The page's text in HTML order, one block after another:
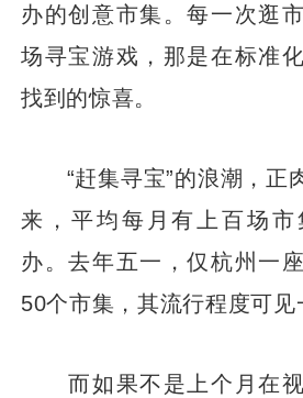
办的创意市集。每一次逛
场寻宝游戏，那是在标准
找到的惊喜。
“赶集寻宝”的浪潮，正
来，平均每月有上百场
办。去年五一，仅杭州一
50个市集，其流行程度可见
而如果不是上个月在视